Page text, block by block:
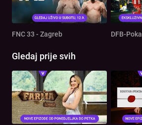
FNC 33 - Zagreb DFB-Pokal
Gledaj prije svih